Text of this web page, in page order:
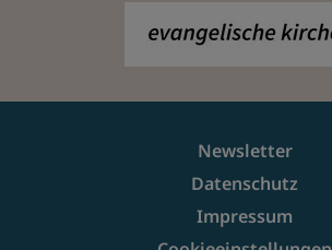
Newsletter
Datenschutz
Impressum